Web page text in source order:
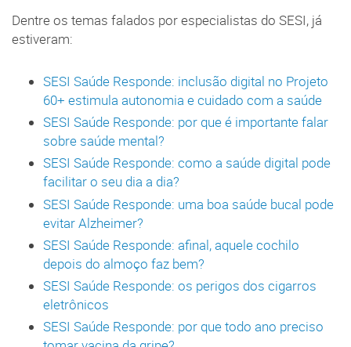
Dentre os temas falados por especialistas do SESI, já
estiveram:
SESI Saúde Responde: inclusão digital no Projeto
60+ estimula autonomia e cuidado com a saúde
SESI Saúde Responde: por que é importante falar
sobre saúde mental?
SESI Saúde Responde: como a saúde digital pode
facilitar o seu dia a dia?
SESI Saúde Responde: uma boa saúde bucal pode
evitar Alzheimer?
SESI Saúde Responde: afinal, aquele cochilo
depois do almoço faz bem?
SESI Saúde Responde: os perigos dos cigarros
eletrônicos
SESI Saúde Responde: por que todo ano preciso